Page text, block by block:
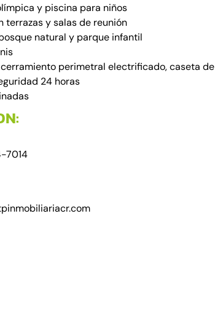
y piscina para niños
terrazas y salas de reunión
natural y parque infantil
perimetral electrificado, caseta de
24 horas
7014